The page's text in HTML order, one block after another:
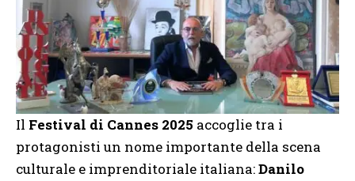
Il Festival di Cannes 2025 accoglie tra i
protagonisti un nome importante della scena
culturale e imprenditoriale italiana:Danilo